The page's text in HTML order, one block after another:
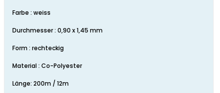
Farbe : weiss
Durchmesser : 0,90 x 1,45 mm
Form : rechteckig
Material : Co-Polyester
Länge: 200m / 12m